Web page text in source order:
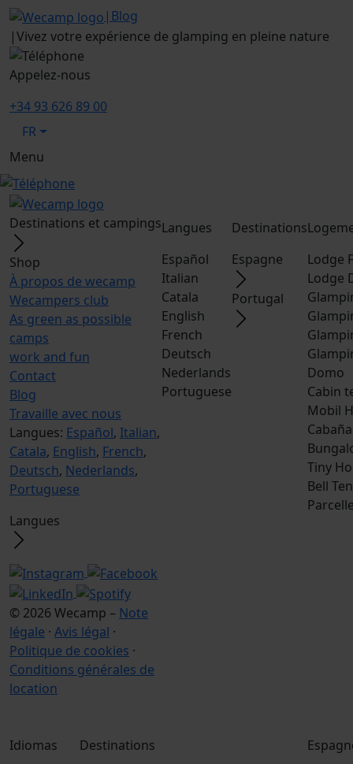
| Blog
|Vivez votre expérience de glamping en pleine nature
Appelez-nous
+34 93 626 89 00
FR
Menu
Destinations et campings
Shop
À propos de wecamp
Wecampers club
As green as possible
camps
work and fun
Contact
Blog
Travaille avec nous
Langues: Español, Italian,
Catala, English, French,
Deutsch, Nederlands,
Portuguese
Langues
© 2026 Wecamp – Note
légale · Avis légal ·
Politique de cookies ·
Conditions générales de
location
Langues
Español
Italian
Catala
English
French
Deutsch
Nederlands
Portuguese
Destinations
Espagne
Portugal
Lodge
Lodge
Domo
Cabin
Mobil
Tiny
Bell
Idiomas
Destinations